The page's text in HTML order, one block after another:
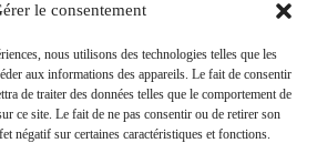
le consentement
nous utilisons des technologies telles que les
aux informations des appareils. Le fait de consentir
de traiter des données telles que le comportement de
ce site. Le fait de ne pas consentir ou de retirer son
négatif sur certaines caractéristiques et fonctions.